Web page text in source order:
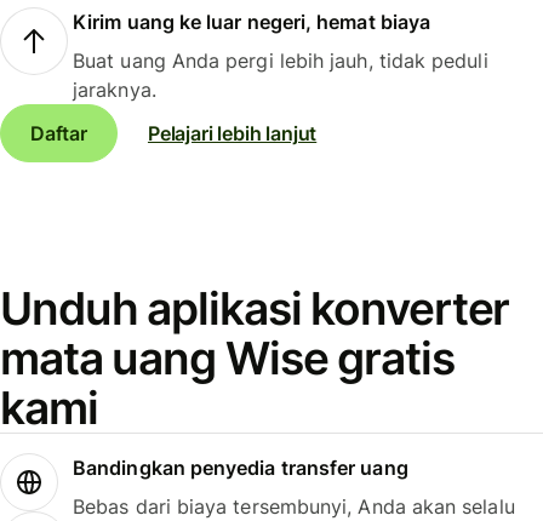
Kirim uang ke luar negeri, hemat biaya
Buat uang Anda pergi lebih jauh, tidak peduli
jaraknya.
Daftar
Pelajari lebih lanjut
Unduh aplikasi konverter
mata uang Wise gratis
kami
Bandingkan penyedia transfer uang
Bebas dari biaya tersembunyi, Anda akan selalu